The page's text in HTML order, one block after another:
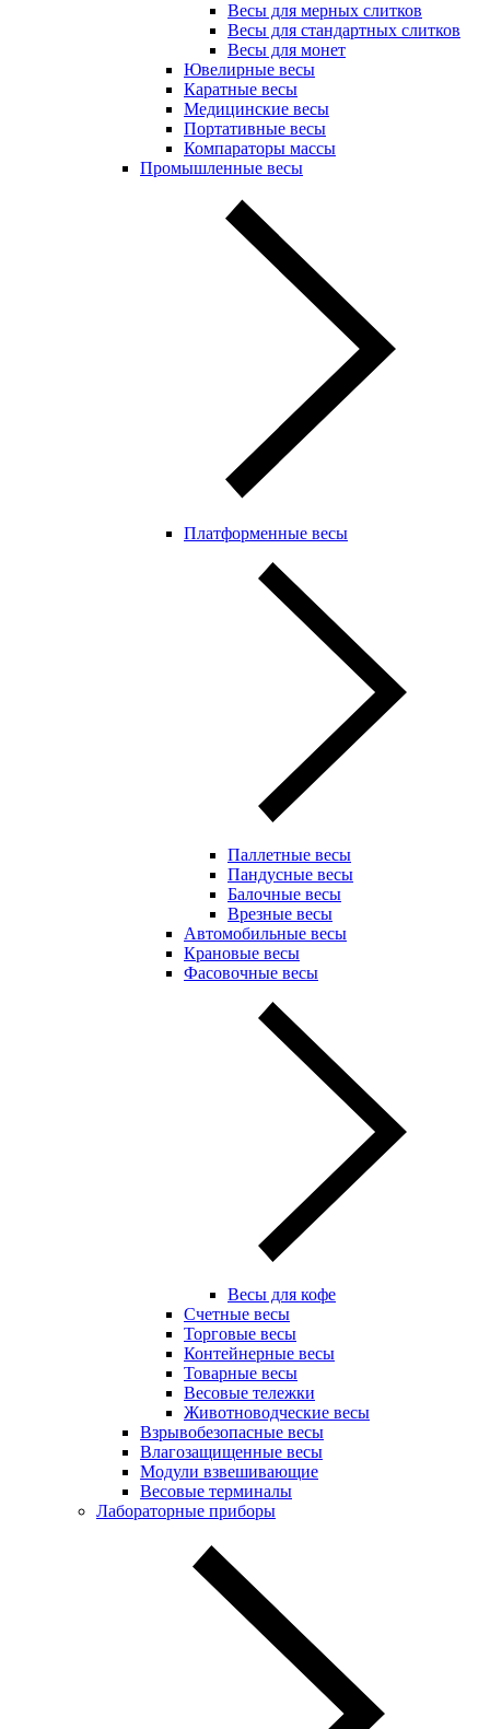
Весы для мерных слитков
Весы для стандартных слитков
Весы для монет
Ювелирные весы
Каратные весы
Медицинские весы
Портативные весы
Компараторы массы
Промышленные весы
Платформенные весы
Паллетные весы
Пандусные весы
Балочные весы
Врезные весы
Автомобильные весы
Крановые весы
Фасовочные весы
Весы для кофе
Счетные весы
Торговые весы
Контейнерные весы
Товарные весы
Весовые тележки
Животноводческие весы
Взрывобезопасные весы
Влагозащищенные весы
Модули взвешивающие
Весовые терминалы
Лабораторные приборы